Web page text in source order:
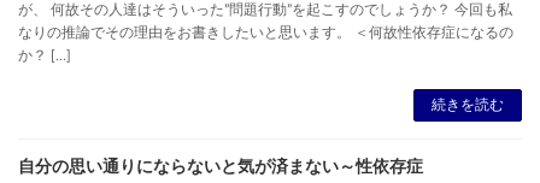
が、 何故その人達はそういった”問題行動”を起こすのでしょうか？ 今回も私
なりの推論でその理由をお書きしたいと思います。 ＜何故性依存症になるの
か？ […]
続きを読む
自分の思い通りにならないと気が済まない～性依存症